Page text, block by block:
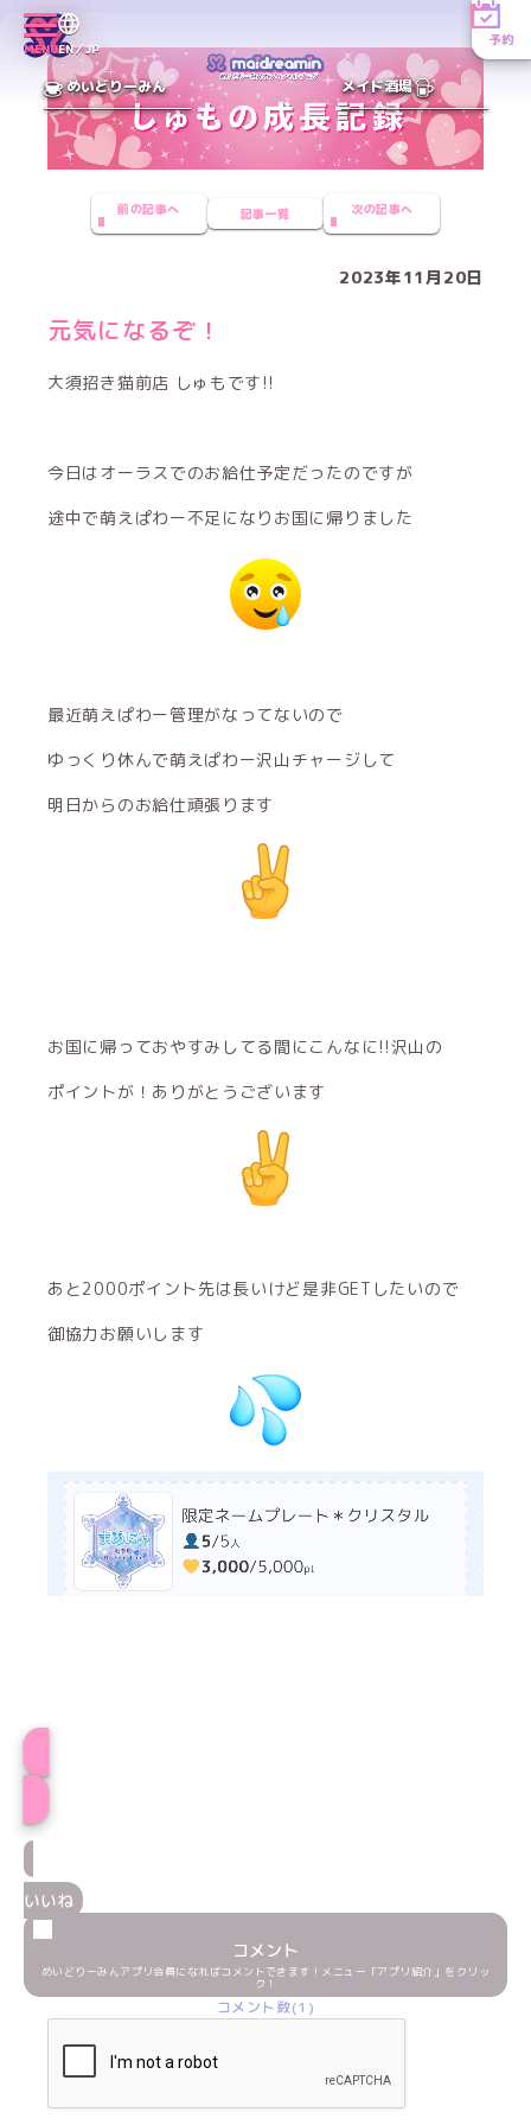
MENUEN／JP
予約
めいどりーみん メイド酒場
前の記事へ 記事一覧 次の記事へ
2023年11月20日
元気になるぞ！
大須招き猫前店 しゅもです!!
今日はオーラスでのお給仕予定だったのですが
途中で萌えぱわー不足になりお国に帰りました
最近萌えぱわー管理がなってないので
ゆっくり休んで萌えぱわー沢山チャージして
明日からのお給仕頑張ります
お国に帰っておやすみしてる間にこんなに!!沢山の
ポイントが！ありがとうございます
あと2000ポイント先は長いけど是非GETしたいので
御協力お願いします
いいね
コメント
めいどりーみんアプリ会員になればコメントできます！メニュー「アプリ紹介」をクリッ
ク！
コメント数(1)